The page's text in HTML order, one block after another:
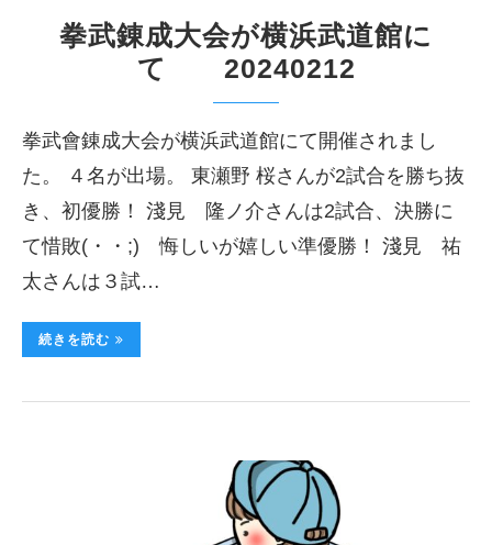
拳武錬成大会が横浜武道館に
て 20240212
拳武會錬成大会が横浜武道館にて開催されまし
た。 ４名が出場。 東瀬野 桜さんが2試合を勝ち抜
き、初優勝！ 淺見 隆ノ介さんは2試合、決勝に
て惜敗(・・;) 悔しいが嬉しい準優勝！ 淺見 祐
太さんは３試…
続きを読む